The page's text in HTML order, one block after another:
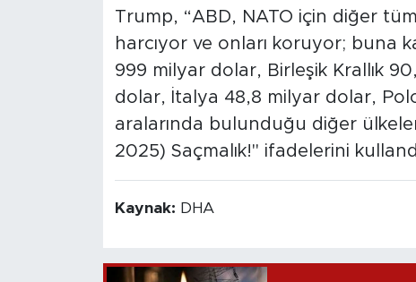
Trump, “ABD, NATO için diğer
harcıyor ve onları koruyor; buna
999 milyar dolar, Birleşik Krallık
dolar, İtalya 48,8 milyar dolar,
aralarında bulunduğu diğer
2025) Saçmalık!" ifadelerini
Kaynak: DHA